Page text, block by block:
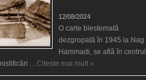
12/08/2024
O carte blestemată
dezgropată în 1945 la Nag
Hammadi, se află în centrul
…Citește mai mult »